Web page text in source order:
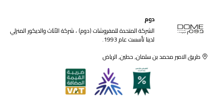
دوم
الشركة المتحدة للمفروشات (دوم) ، شركة الأثاث والديكور المنزلي
لدينا تأسست عام 1993.
طريق الامير محمد بن سلمان, حطين, الرياض